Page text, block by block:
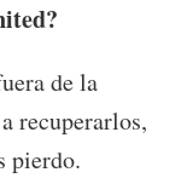
de la
recuperarlos,
pierdo.